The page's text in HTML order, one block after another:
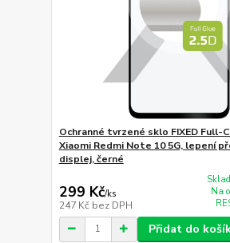
Ochranné tvrzené sklo FIXED Full-
Xiaomi Redmi Note 10 5G, lepení
displej, černé
299 Kč/ks
247 Kč bez DPH
Na
Přidat do